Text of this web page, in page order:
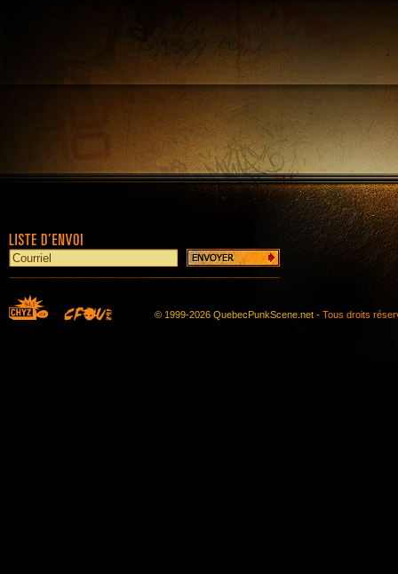
© 1999-2026 QuebecPunkScene.net - Tous droits